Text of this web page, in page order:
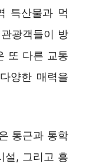
특산물과 먹
광객들이 방
또 다른 교통
양한 매력을
통근과 통학
설, 그리고 흥